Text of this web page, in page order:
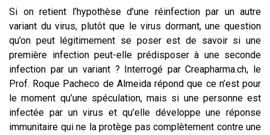
Si on retient l’hypothèse d’une réinfection par un autre
variant du virus, plutôt que le virus dormant, une question
qu’on peut légitimement se poser est de savoir si une
première infection peut-elle prédisposer à une seconde
infection par un variant ? Interrogé par Creapharma.ch, le
Prof. Roque Pacheco de Almeida répond que ce n’est pour
le moment qu’une spéculation, mais si une personne est
infectée par un virus et qu’elle développe une réponse
immunitaire qui ne la protège pas complètement contre une